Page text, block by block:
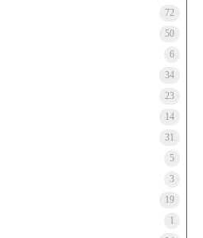
72
50
6
34
23
14
31
5
3
19
1